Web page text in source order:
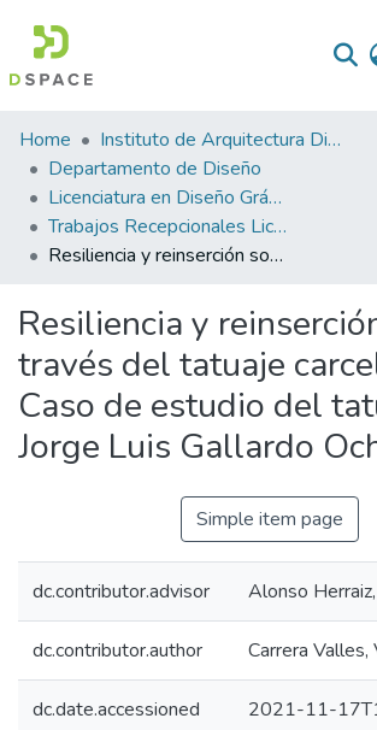
Statistics
Home
Instituto de Arquitectura Diseño y Arte
Departamento de Diseño
Licenciatura en Diseño Gráfico
Trabajos Recepcionales Licenciatura en Diseño Gráfico
Resiliencia y reinserción social a través del tatuaje carcelario. Caso de estudio del tatuador Jorge Luis Gallardo Ochoa.
Resiliencia y
través del tatuaje
Caso de estudio del
Jorge Luis Gallardo
Simple item page
dc.contributor.advisor Alonso
dc.contributor.author Carrera
dc.date.accessioned 2021-11-